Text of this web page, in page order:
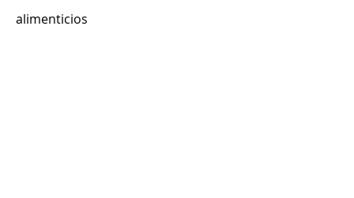
alimenticios